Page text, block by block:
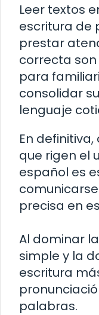
Leer textos
escritura de
prestar
correcta
para
consolidar
lenguaje
En
que rigen el
español es
precisa en
Al dominar
simple y la
escritura
palabras.